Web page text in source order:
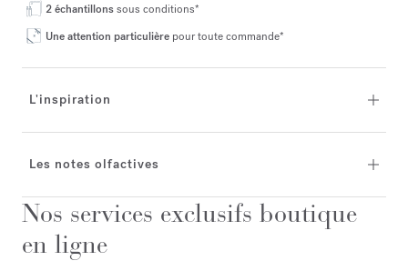
2 échantillonssous conditions*
Une attention particulière pour toute commande*
L'inspiration
Les notes olfactives
Nos services exclusifs boutique
en ligne